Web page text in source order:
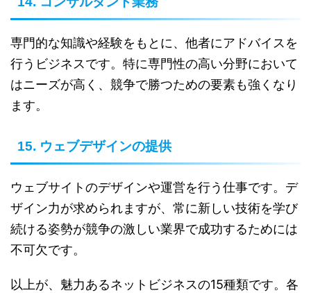
専門的な知識や経験をもとに、他者にアドバイスを
行うビジネスです。特に専門性の高い分野において
はニーズが高く、競争で勝つための要素も強くなり
ます。
15. ウェブデザインの提供
ウェブサイトのデザインや運営を行う仕事です。デ
ザイン力が求められますが、常に新しい技術を学び
続ける姿勢が競争の激しい業界で成功するためには
不可欠です。
以上が、魅力あるネットビジネスの15種類です。各